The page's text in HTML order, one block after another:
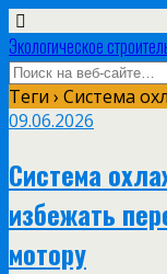
Экологическое
Теги › Система
09.06.2026
Система
избежать
мотору